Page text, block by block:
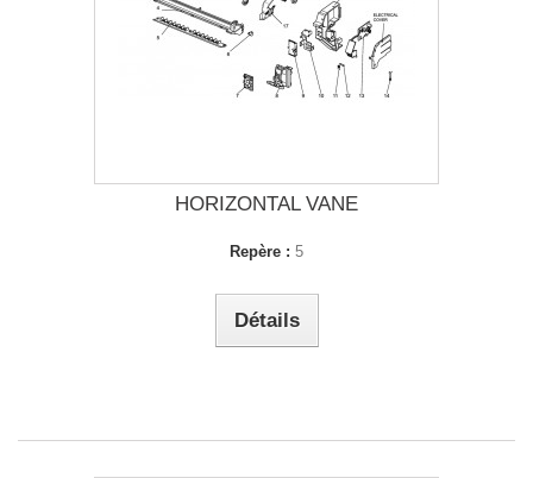
HORIZONTAL VANE
Repère : 5
Détails